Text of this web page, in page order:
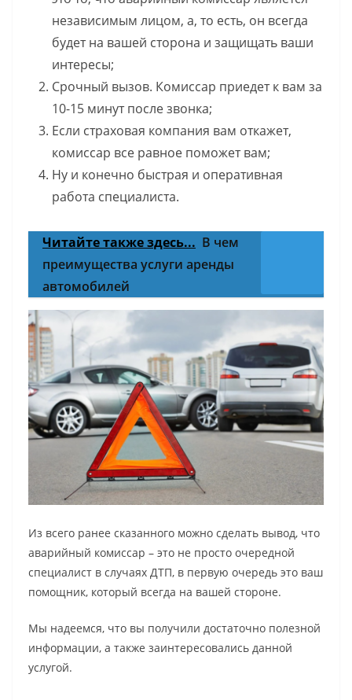
независимым лицом, а, то есть, он всегда
будет на вашей сторона и защищать ваши
интересы;
Срочный вызов. Комиссар приедет к вам за
10-15 минут после звонка;
Если страховая компания вам откажет,
комиссар все равное поможет вам;
Ну и конечно быстрая и оперативная
работа специалиста.
Читайте также здесь... В чем
преимущества услуги аренды
автомобилей
Из всего ранее сказанного можно сделать вывод, что
аварийный комиссар – это не просто очередной
специалист в случаях ДТП, в первую очередь это ваш
помощник, который всегда на вашей стороне.
Мы надеемся, что вы получили достаточно полезной
информации, а также заинтересовались данной
услугой.